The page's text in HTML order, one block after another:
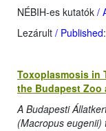
NÉBIH-es kutatók /
Lezárult / Published
Toxoplasmosis in
the Budapest Zoo
A Budapesti
(Macropus eugenii)